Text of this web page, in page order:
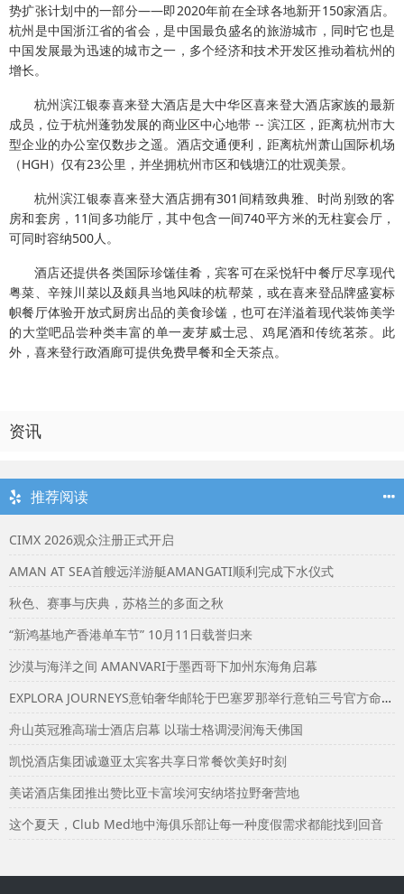
势扩张计划中的一部分——即2020年前在全球各地新开150家酒店。
杭州是中国浙江省的省会，是中国最负盛名的旅游城市，同时它也是
中国发展最为迅速的城市之一，多个经济和技术开发区推动着杭州的
增长。
杭州滨江银泰喜来登大酒店是大中华区喜来登大酒店家族的最新
成员，位于杭州蓬勃发展的商业区中心地带 -- 滨江区，距离杭州市大
型企业的办公室仅数步之遥。酒店交通便利，距离杭州萧山国际机场
（HGH）仅有23公里，并坐拥杭州市区和钱塘江的壮观美景。
杭州滨江银泰喜来登大酒店拥有301间精致典雅、时尚别致的客
房和套房，11间多功能厅，其中包含一间740平方米的无柱宴会厅，
可同时容纳500人。
酒店还提供各类国际珍馐佳肴，宾客可在采悦轩中餐厅尽享现代
粤菜、辛辣川菜以及颇具当地风味的杭帮菜，或在喜来登品牌盛宴标
帜餐厅体验开放式厨房出品的美食珍馐，也可在洋溢着现代装饰美学
的大堂吧品尝种类丰富的单一麦芽威士忌、鸡尾酒和传统茗茶。此
外，喜来登行政酒廊可提供免费早餐和全天茶点。
资讯
推荐阅读
CIMX 2026观众注册正式开启
AMAN AT SEA首艘远洋游艇AMANGATI顺利完成下水仪式
秋色、赛事与庆典，苏格兰的多面之秋
“新鸿基地产香港单车节” 10月11日载誉归来
沙漠与海洋之间 AMANVARI于墨西哥下加州东海角启幕
EXPLORA JOURNEYS意铂奢华邮轮于巴塞罗那举行意铂三号官方命名仪式
舟山英冠雅高瑞士酒店启幕 以瑞士格调浸润海天佛国
凯悦酒店集团诚邀亚太宾客共享日常餐饮美好时刻
美诺酒店集团推出赞比亚卡富埃河安纳塔拉野奢营地
这个夏天，Club Med地中海俱乐部让每一种度假需求都能找到回音